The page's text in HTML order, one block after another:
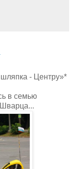
- Центру»*
в семью
Шварца...